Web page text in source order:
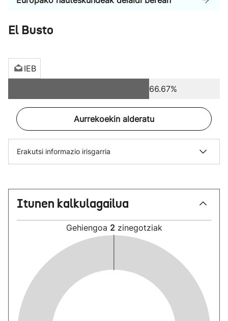
El Busto
IEB
66.67%
Aurrekoekin alderatu
Erakutsi informazio irisgarria
Itunen kalkulagailua
Gehiengoa 2 zinegotziak